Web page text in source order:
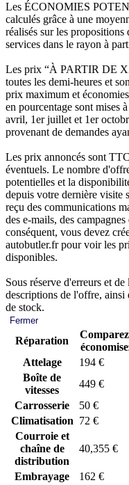
Les ÉCONOMIES
calculés grâce à une
réalisés sur les propositions
services dans le rayon à
Les prix “À PARTIR DE
toutes les demi-heures et
prix maximum et
en pourcentage sont mises
avril, 1er juillet et 1er
provenant de demandes
Les prix annoncés sont
éventuels. Le nombre
potentielles et la
depuis votre dernière visite
reçu des communications
des e-mails, des
conséquent, vous devez
autobutler.fr pour voir les
disponibles.
Sous réserve d'erreurs et
descriptions de l'offre, ainsi
de stock.
Fermer
Réparation
Attelage
194 €
Boîte de
vitesses
449 €
Carrosserie
50 €
Climatisation 72 €
Courroie et
chaîne de
distribution
40,355 €
Embrayage 162 €